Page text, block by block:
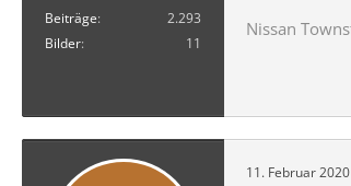
Beiträge
2.293
Bilder
11
Nissan
11. Februar